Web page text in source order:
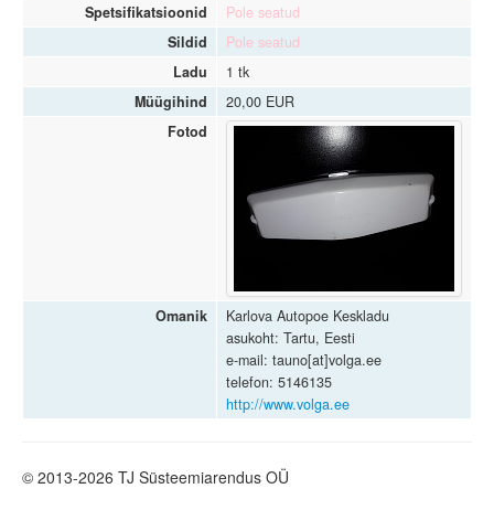
Spetsifikatsioonid
Pole seatud
Sildid
Pole seatud
Ladu
1 tk
Müügihind
20,00 EUR
Fotod
Omanik
Karlova Autopoe Keskladu
asukoht: Tartu, Eesti
e-mail: tauno[at]volga.ee
telefon: 5146135
http://www.volga.ee
© 2013-2026 TJ Süsteemiarendus OÜ